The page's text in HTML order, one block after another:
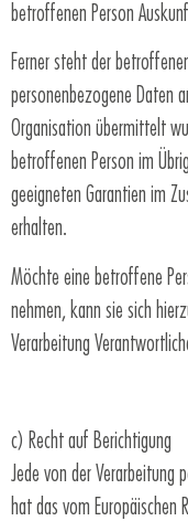
betroffenen Person
Ferner steht der
personenbezogene Daten
Organisation übermittelt
betroffenen Person im
geeigneten Garantien im
erhalten.
Möchte eine betroffene
nehmen, kann sie sich
Verarbeitung
c) Recht auf Berichtigung
Jede von der Verarbeitung
hat das vom Europäischen